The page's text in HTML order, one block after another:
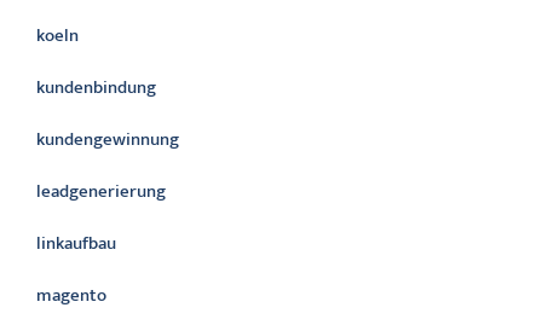
koeln
kundenbindung
kundengewinnung
leadgenerierung
linkaufbau
magento